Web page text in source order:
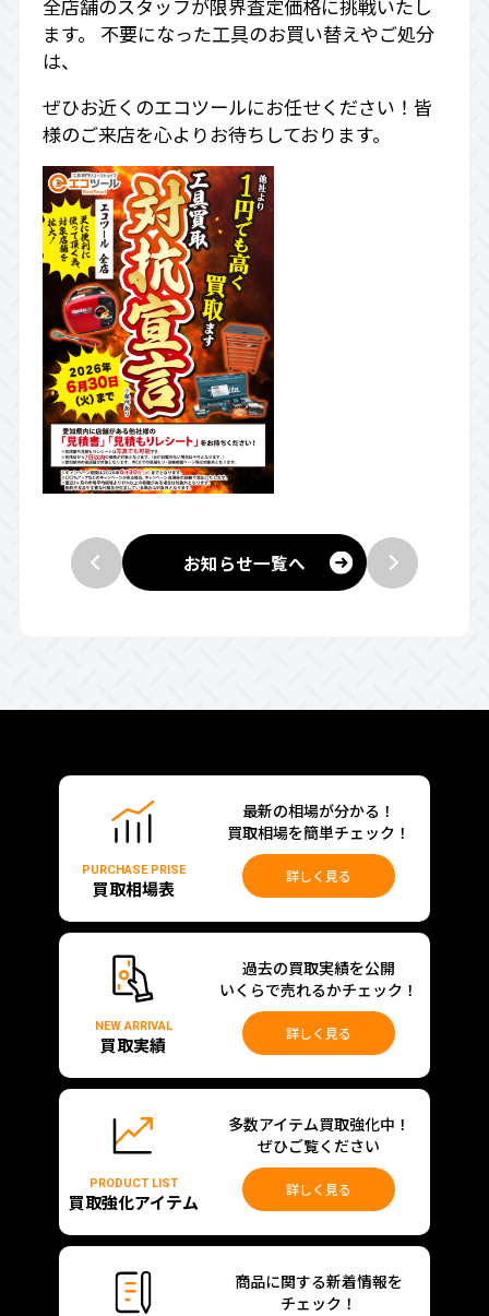
全店舗のスタッフが限界査定価格に挑戦いたし
ます。 不要になった工具のお買い替えやご処分
は、
ぜひお近くのエコツールにお任せください！皆
様のご来店を心よりお待ちしております。
お知らせ一覧へ
PURCHASE PRISE
買取相場表
最新の相場が分かる！
買取相場を簡単チェック！
詳しく見る
NEW ARRIVAL
買取実績
過去の買取実績を公開
いくらで売れるかチェック！
詳しく見る
PRODUCT LIST
買取強化アイテム
多数アイテム買取強化中！
ぜひご覧ください
詳しく見る
商品に関する新着情報を
チェック！